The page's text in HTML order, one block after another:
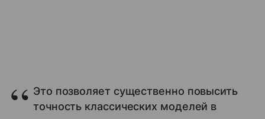
Это позволяет существенно повысить
точность классических моделей в